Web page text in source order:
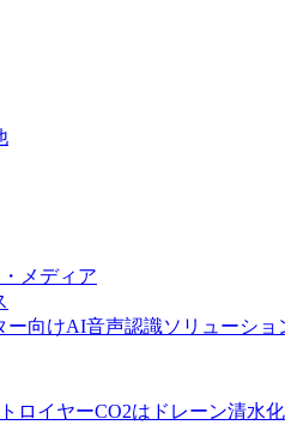
メディア
ー向けAI音声認識ソリューショ
ロイヤーCO2はドレーン清水